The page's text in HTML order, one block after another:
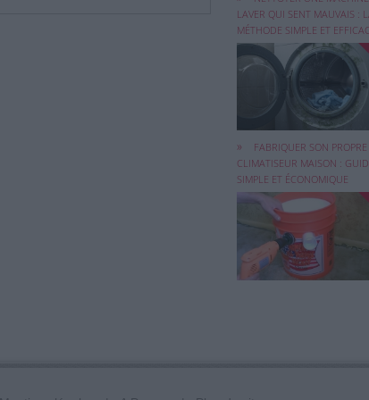
LAVER QUI SENT MAUVAIS :
MÉTHODE SIMPLE ET
FABRIQUER SON PROPRE
CLIMATISEUR MAISON :
SIMPLE ET ÉCONOMIQUE
Le printemps a mis un
temps fou à ...